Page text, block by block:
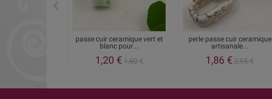
passe cuir ceramique vert et
blanc pour...
1,20 €1,60 €
perle passe cuir ceramique
artisanale...
1,86 €2,65 €